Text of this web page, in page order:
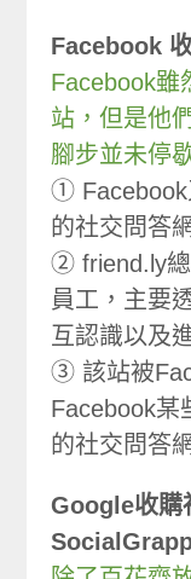
Facebook
Facebook雖
站，但是他
腳步並未停
① Facebook
的社交問答
② friend.ly總
員工，主要
互認識以及
③ 該站被
Facebook某
的社交問答
Google收購